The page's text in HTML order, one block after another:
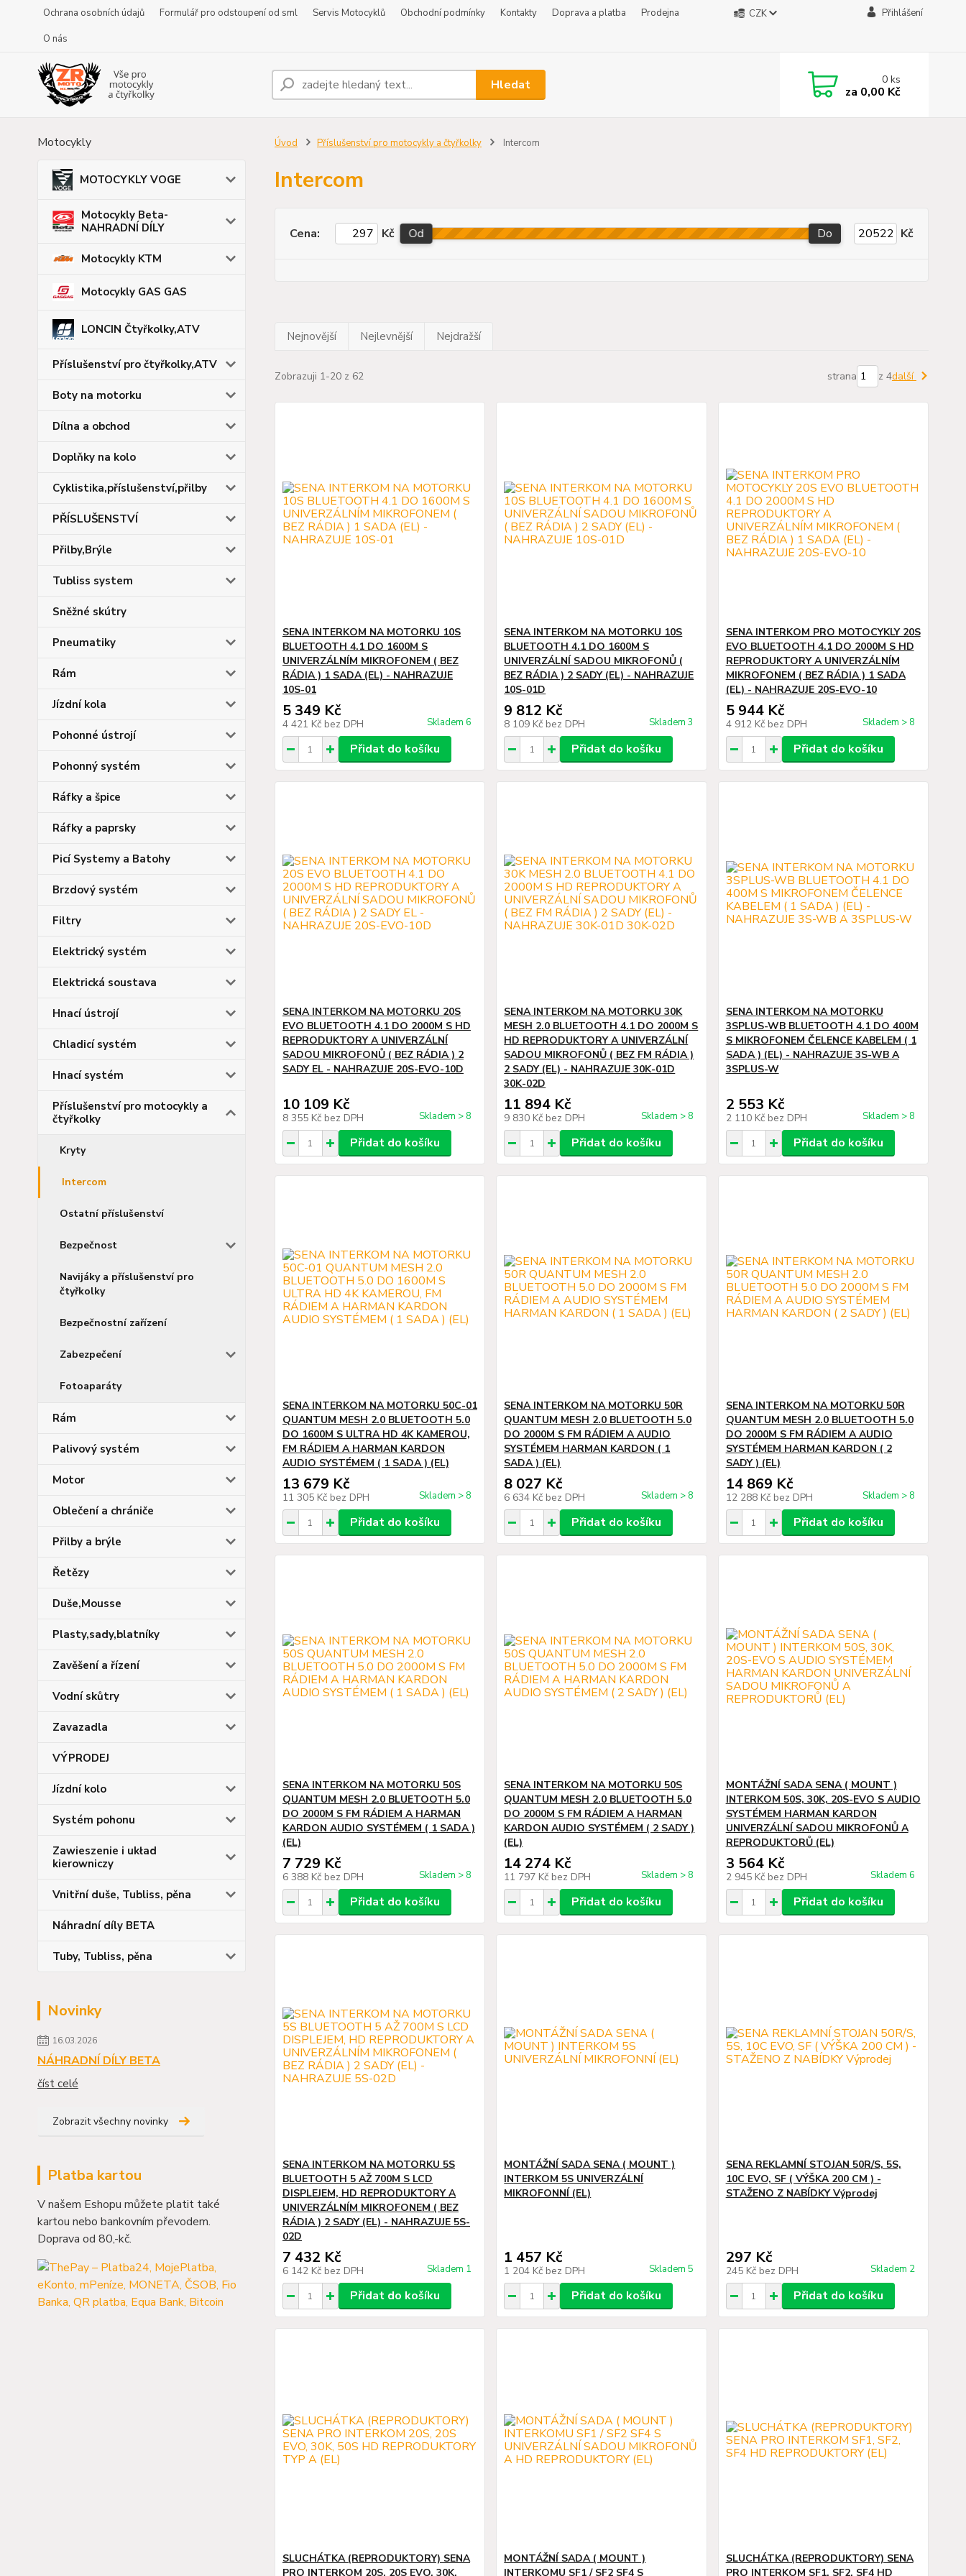
Ochrana osobních údajů Formulář pro odstoupení od sml Servis Motocyklů Obchodní podmínky Kontakty Doprava a platba
Prodejna
O nás
CZK Přihlášení
Hledat 0ks
za 0,00 Kč
Motocykly
MOTOCYKLY VOGE
Motocykly Beta-
NAHRADNÍ DÍLY
Motocykly KTM
Motocykly GAS GAS
LONCIN Čtyřkolky,ATV
Příslušenství pro čtyřkolky,ATV
Boty na motorku
Dílna a obchod
Doplňky na kolo
Cyklistika,příslušenství,přilby
PŘÍSLUŠENSTVÍ
Přilby,Brýle
Tubliss system
Sněžné skútry
Pneumatiky
Rám
Jízdní kola
Pohonné ústrojí
Pohonný systém
Ráfky a špice
Ráfky a paprsky
Picí Systemy a Batohy
Brzdový systém
Filtry
Elektrický systém
Elektrická soustava
Hnací ústrojí
Chladicí systém
Hnací systém
Příslušenství pro motocykly a
čtyřkolky
Kryty
Intercom
Ostatní příslušenství
Bezpečnost
Navijáky a příslušenství pro
čtyřkolky
Bezpečnostní zařízení
Zabezpečení
Fotoaparáty
Rám
Palivový systém
Motor
Oblečení a chrániče
Přilby a brýle
Řetězy
Duše,Mousse
Plasty,sady,blatníky
Zavěšení a řízení
Vodní skůtry
Zavazadla
VÝPRODEJ
Jízdní kolo
Systém pohonu
Zawieszenie i układ
kierowniczy
Vnitřní duše, Tubliss, pěna
Náhradní díly BETA
Tuby, Tubliss, pěna
Novinky
16.03.2026
NÁHRADNÍ DÍLY BETA
číst celé
Zobrazit všechny novinky
Platba kartou
V našem Eshopu můžete platit také
kartou nebo bankovním převodem.
Doprava od 80,-kč.
Úvod Příslušenství pro motocykly a čtyřkolky Intercom
Intercom
Cena: Kč Od Do Kč
Nejnovější Nejlevnější Nejdražší
Zobrazuji 1-20 z 62 strana z 4další
SENA INTERKOM NA MOTORKU 10S
BLUETOOTH 4.1 DO 1600M S
UNIVERZÁLNÍM MIKROFONEM ( BEZ
RÁDIA ) 1 SADA (EL) - NAHRAZUJE
10S-01
5 349 Kč
4 421 Kč bez DPH Skladem 6
Přidat do košíku
SENA INTERKOM NA MOTORKU 10S
BLUETOOTH 4.1 DO 1600M S
UNIVERZÁLNÍ SADOU MIKROFONŮ (
BEZ RÁDIA ) 2 SADY (EL) - NAHRAZUJE
10S-01D
9 812 Kč
8 109 Kč bez DPH Skladem 3
Přidat do košíku
SENA INTERKOM PRO MOTOCYKLY 20S
EVO BLUETOOTH 4.1 DO 2000M S HD
REPRODUKTORY A UNIVERZÁLNÍM
MIKROFONEM ( BEZ RÁDIA ) 1 SADA
(EL) - NAHRAZUJE 20S-EVO-10
5 944 Kč
4 912 Kč bez DPH Skladem > 8
Přidat do košíku
SENA INTERKOM NA MOTORKU 20S
EVO BLUETOOTH 4.1 DO 2000M S HD
REPRODUKTORY A UNIVERZÁLNÍ
SADOU MIKROFONŮ ( BEZ RÁDIA ) 2
SADY EL - NAHRAZUJE 20S-EVO-10D
10 109 Kč
8 355 Kč bez DPH Skladem > 8
Přidat do košíku
SENA INTERKOM NA MOTORKU 30K
MESH 2.0 BLUETOOTH 4.1 DO 2000M S
HD REPRODUKTORY A UNIVERZÁLNÍ
SADOU MIKROFONŮ ( BEZ FM RÁDIA )
2 SADY (EL) - NAHRAZUJE 30K-01D
30K-02D
11 894 Kč
9 830 Kč bez DPH Skladem > 8
Přidat do košíku
SENA INTERKOM NA MOTORKU
3SPLUS-WB BLUETOOTH 4.1 DO 400M
S MIKROFONEM ČELENCE KABELEM ( 1
SADA ) (EL) - NAHRAZUJE 3S-WB A
3SPLUS-W
2 553 Kč
2 110 Kč bez DPH Skladem > 8
Přidat do košíku
SENA INTERKOM NA MOTORKU 50C-01
QUANTUM MESH 2.0 BLUETOOTH 5.0
DO 1600M S ULTRA HD 4K KAMEROU,
FM RÁDIEM A HARMAN KARDON
AUDIO SYSTÉMEM ( 1 SADA ) (EL)
13 679 Kč
11 305 Kč bez DPH Skladem > 8
Přidat do košíku
SENA INTERKOM NA MOTORKU 50R
QUANTUM MESH 2.0 BLUETOOTH 5.0
DO 2000M S FM RÁDIEM A AUDIO
SYSTÉMEM HARMAN KARDON ( 1
SADA ) (EL)
8 027 Kč
6 634 Kč bez DPH Skladem > 8
Přidat do košíku
SENA INTERKOM NA MOTORKU 50R
QUANTUM MESH 2.0 BLUETOOTH 5.0
DO 2000M S FM RÁDIEM A AUDIO
SYSTÉMEM HARMAN KARDON ( 2
SADY ) (EL)
14 869 Kč
12 288 Kč bez DPH Skladem > 8
Přidat do košíku
SENA INTERKOM NA MOTORKU 50S
QUANTUM MESH 2.0 BLUETOOTH 5.0
DO 2000M S FM RÁDIEM A HARMAN
KARDON AUDIO SYSTÉMEM ( 1 SADA )
(EL)
7 729 Kč
6 388 Kč bez DPH Skladem > 8
Přidat do košíku
SENA INTERKOM NA MOTORKU 50S
QUANTUM MESH 2.0 BLUETOOTH 5.0
DO 2000M S FM RÁDIEM A HARMAN
KARDON AUDIO SYSTÉMEM ( 2 SADY )
(EL)
14 274 Kč
11 797 Kč bez DPH Skladem > 8
Přidat do košíku
MONTÁŽNÍ SADA SENA ( MOUNT )
INTERKOM 50S, 30K, 20S-EVO S AUDIO
SYSTÉMEM HARMAN KARDON
UNIVERZÁLNÍ SADOU MIKROFONŮ A
REPRODUKTORŮ (EL)
3 564 Kč
2 945 Kč bez DPH Skladem 6
Přidat do košíku
SENA INTERKOM NA MOTORKU 5S
BLUETOOTH 5 AŽ 700M S LCD
DISPLEJEM, HD REPRODUKTORY A
UNIVERZÁLNÍM MIKROFONEM ( BEZ
RÁDIA ) 2 SADY (EL) - NAHRAZUJE 5S-
02D
7 432 Kč
6 142 Kč bez DPH Skladem 1
Přidat do košíku
MONTÁŽNÍ SADA SENA ( MOUNT )
INTERKOM 5S UNIVERZÁLNÍ
MIKROFONNÍ (EL)
1 457 Kč
1 204 Kč bez DPH Skladem 5
Přidat do košíku
SENA REKLAMNÍ STOJAN 50R/S, 5S,
10C EVO, SF ( VÝŠKA 200 CM ) -
STAŽENO Z NABÍDKY Výprodej
297 Kč
245 Kč bez DPH Skladem 2
Přidat do košíku
SLUCHÁTKA (REPRODUKTORY) SENA
PRO INTERKOM 20S, 20S EVO, 30K,
MONTÁŽNÍ SADA ( MOUNT )
INTERKOMU SF1 / SF2 SF4 S
SLUCHÁTKA (REPRODUKTORY) SENA
PRO INTERKOM SF1, SF2, SF4 HD